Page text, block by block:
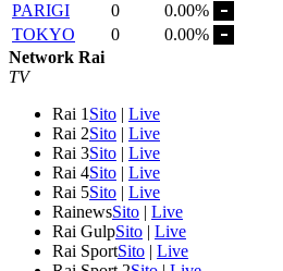
PARIGI
0
0.00%
TOKYO
0
0.00%
Network Rai
TV
Rai 1 Sito | Live
Rai 2Sito | Live
Rai 3Sito | Live
Rai 4Sito | Live
Rai 5Sito | Live
RainewsSito | Live
Rai GulpSito | Live
Rai SportSito | Live